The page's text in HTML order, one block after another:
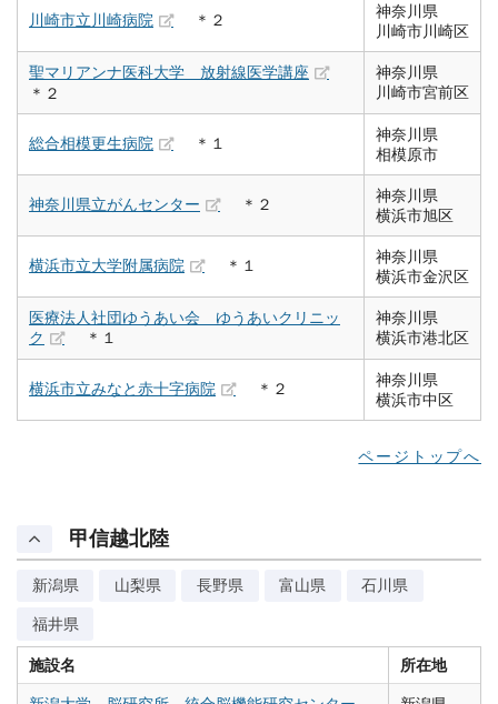
川崎市立川崎病院 ＊２
神奈川県
川崎市川崎区
聖マリアンナ医科大学 放射線医学講座
＊２
神奈川県
川崎市宮前区
総合相模更生病院 ＊１
神奈川県
相模原市
神奈川県立がんセンター ＊２
神奈川県
横浜市旭区
横浜市立大学附属病院 ＊１
神奈川県
横浜市金沢区
医療法人社団ゆうあい会 ゆうあいクリニッ
ク
＊１
神奈川県
横浜市港北区
横浜市立みなと赤十字病院 ＊２
神奈川県
横浜市中区
ページトップへ
甲信越北陸
新潟県 山梨県 長野県 富山県 石川県
福井県
施設名 所在地